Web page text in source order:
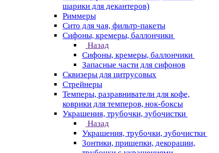
шарики для декантеров)
Риммеры
Сито для чая, фильтр-пакеты
Сифоны, кремеры, баллончики
Назад
Сифоны, кремеры, баллончики
Запасные части для сифонов
Сквизеры для цитрусовых
Стрейнеры
Темперы, разравниватели для кофе,
коврики для темперов, нок-боксы
Украшения, трубочки, зубочистки
Назад
Украшения, трубочки, зубочистки
Зонтики, прищепки, декорации,